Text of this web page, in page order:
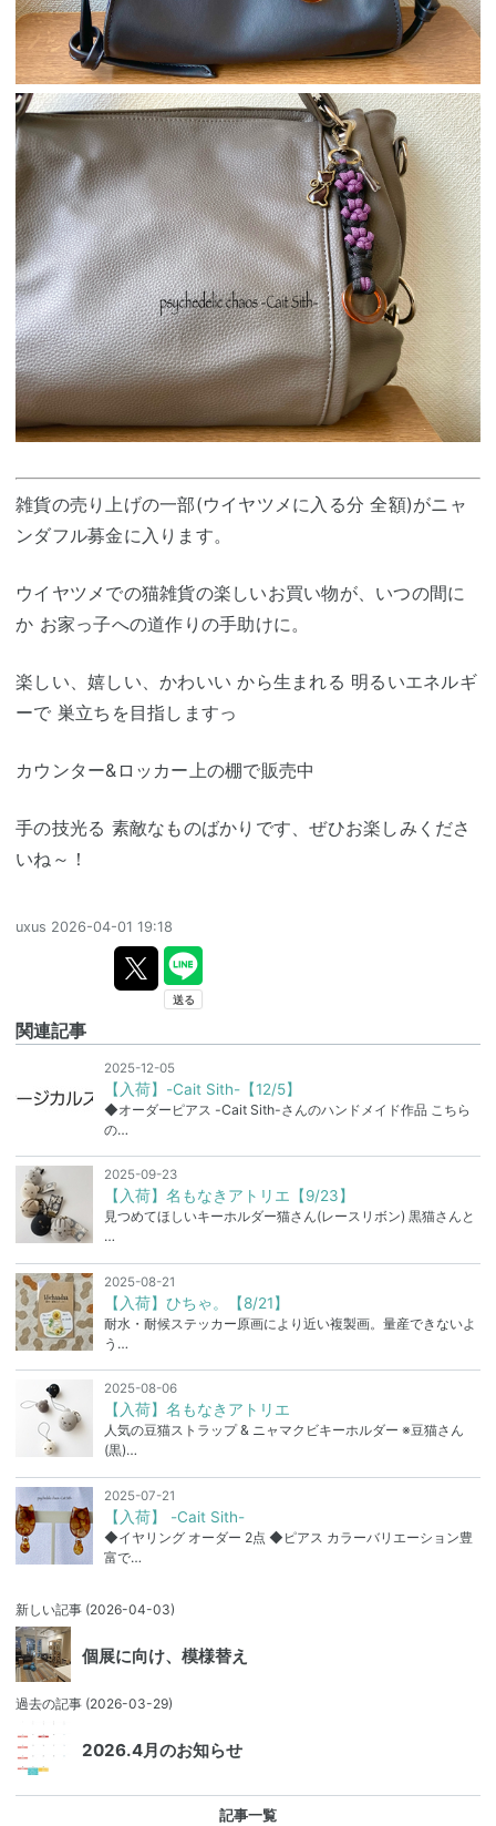
雑貨の売り上げの一部(ウイヤツメに入る分 全額)がニャ
ンダフル募金に入ります。
ウイヤツメでの猫雑貨の楽しいお買い物が、いつの間に
か お家っ子への道作りの手助けに。
楽しい、嬉しい、かわいい から生まれる 明るいエネルギ
ーで 巣立ちを目指しますっ
カウンター&ロッカー上の棚で販売中
手の技光る 素敵なものばかりです、ぜひお楽しみくださ
いね～！
uxus 2026-04-01 19:18
関連記事
2025-12-05
【入荷】-Cait Sith-【12/5】
◆オーダーピアス -Cait Sith-さんのハンドメイド作品 こちら
の…
2025-09-23
【入荷】名もなきアトリエ【9/23】
見つめてほしいキーホルダー猫さん(レースリボン) 黒猫さんと
…
2025-08-21
【入荷】ひちゃ。【8/21】
耐水・耐候ステッカー原画により近い複製画。量産できないよ
う…
2025-08-06
【入荷】名もなきアトリエ
人気の豆猫ストラップ & ニャマクビキーホルダー ※豆猫さん
(黒)…
2025-07-21
【入荷】 -Cait Sith-
◆イヤリング オーダー 2点 ◆ピアス カラーバリエーション豊
富で…
新しい記事 (2026-04-03)
個展に向け、模様替え
過去の記事 (2026-03-29)
2026.4月のお知らせ
記事一覧